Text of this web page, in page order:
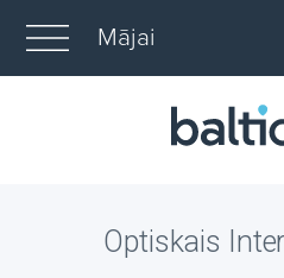
Mājai
Optiskais